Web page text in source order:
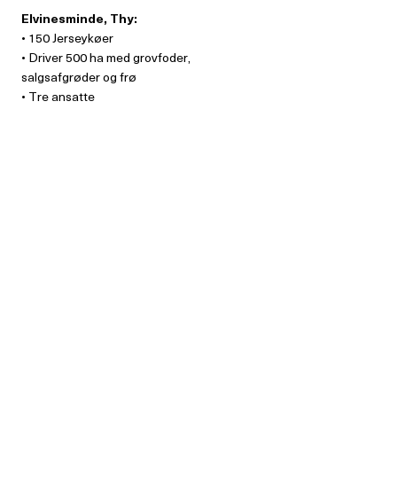
Elvinesminde, Thy:
• 150 Jerseykøer
• Driver 500 ha med grovfoder,
salgsafgrøder og frø
• Tre ansatte